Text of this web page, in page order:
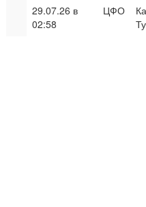
29.07.26 в
02:58
ЦФО